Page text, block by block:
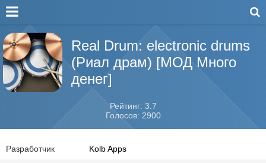
Real Drum: electronic drums
(Риал драм) [МОД Много
денег]
Рейтинг: 3.7
Голосов: 2900
Разработчик Kolb Apps